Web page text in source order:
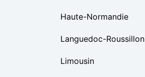
Haute-Normandie
Languedoc-Roussillon
Limousin